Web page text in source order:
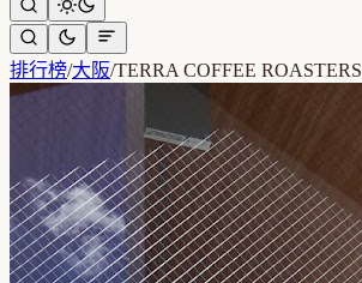
排行榜/大阪/TERRA COFFEE ROASTERS